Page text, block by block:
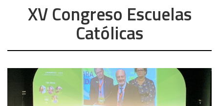
XV Congreso Escuelas
Católicas